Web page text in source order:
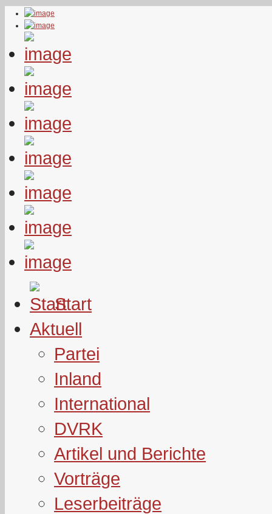
Start
Aktuell
Partei
Inland
International
DVRK
Artikel und Berichte
Vorträge
Leserbeiträge